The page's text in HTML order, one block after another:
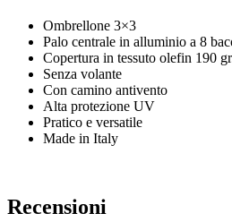
Ombrellone 3×3
Palo centrale in alluminio a 8
Copertura in tessuto olefin 190
Senza volante
Con camino antivento
Alta protezione UV
Pratico e versatile
Made in Italy
Recensioni